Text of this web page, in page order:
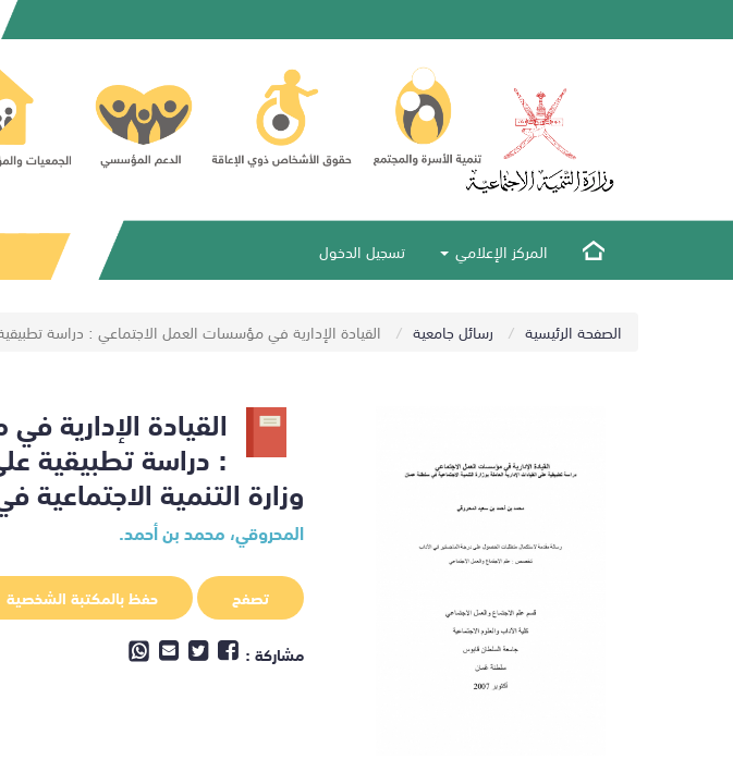
المركز الإعلامي تسجيل الدخول
الصفحة الرئيسية رسائل جامعية القيادة الإدارية في مؤسسات العمل الاجتماعي : دراسة
القيادة الإدارية
: دراسة تطبيقية
وزارة التنمية
المحروقي، محمد بن أحمد.
تصفح
حفظ بالمكتبة الشخصية
مشاركة :